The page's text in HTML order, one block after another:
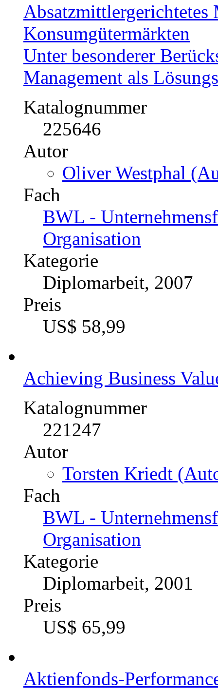
Absatzmittlergerichtetes
Konsumgütermärkten
Unter besonderer
Management als
Katalognummer
225646
Autor
Oliver Westphal
Fach
BWL -
Organisation
Kategorie
Diplomarbeit, 2007
Preis
US$ 58,99
Achieving Business
Katalognummer
221247
Autor
Torsten Kriedt
Fach
BWL -
Organisation
Kategorie
Diplomarbeit, 2001
Preis
US$ 65,99
Aktienfonds-